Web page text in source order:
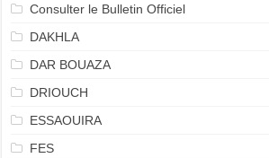
Consulter le Bulletin Officiel
DAKHLA
DAR BOUAZA
DRIOUCH
ESSAOUIRA
FES